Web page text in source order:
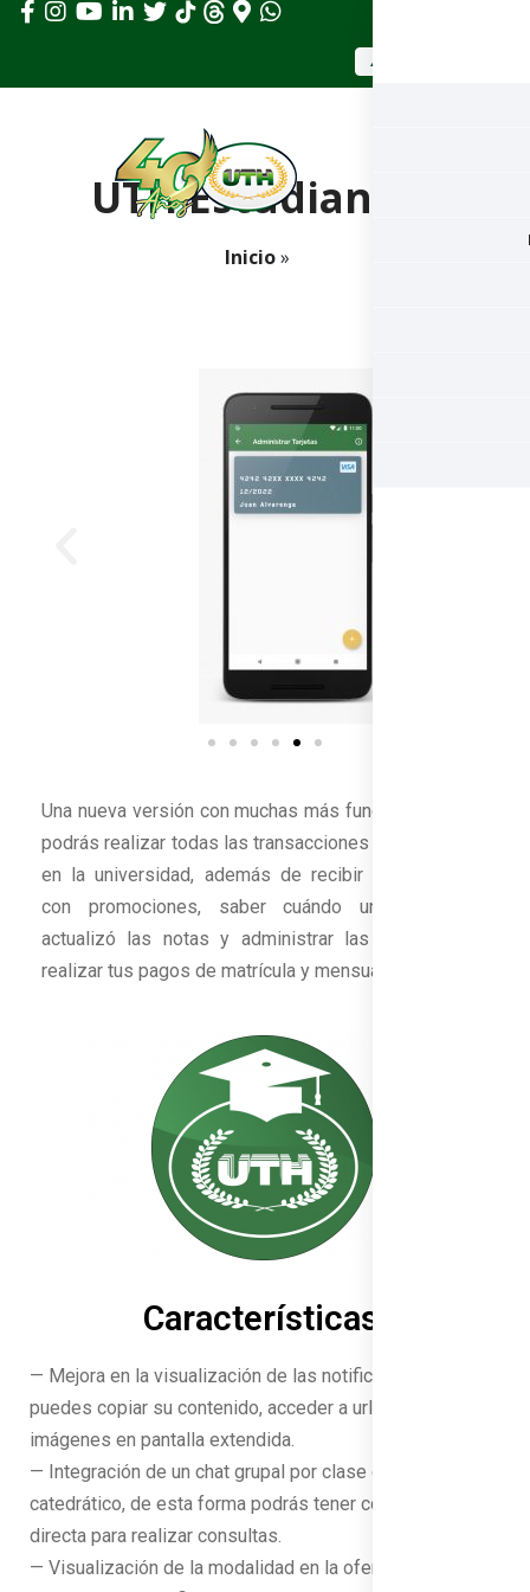
APLICAR AHORA
UTH Estudiantes
Inicio»
Una nueva versión con muchas más funciones, donde
podrás realizar todas las transacciones que dispones
en la universidad, además de recibir notificaciones
con promociones, saber cuándo un catedrático
actualizó las notas y administrar las tarjetas para
realizar tus pagos de matrícula y mensualidad.
Características:
— Mejora en la visualización de las notificaciones, ahora
puedes copiar su contenido, acceder a url’s y visualizar
imágenes en pantalla extendida.
— Integración de un chat grupal por clase con el
catedrático, de esta forma podrás tener comunicación
directa para realizar consultas.
— Visualización de la modalidad en la oferta